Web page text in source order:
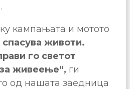
кампањата и мотото
животи.
го светот
живеење“, ги
од нашата заедница